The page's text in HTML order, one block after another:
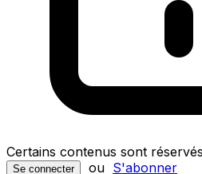
Certains contenus sont
Se connecter ou S'abonner